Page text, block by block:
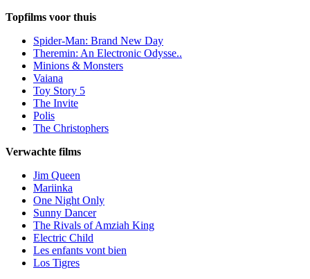
Topfilms voor thuis
Spider-Man: Brand New Day
Theremin: An Electronic Odysse..
Minions & Monsters
Vaiana
Toy Story 5
The Invite
Polis
The Christophers
Verwachte films
Jim Queen
Mariinka
One Night Only
Sunny Dancer
The Rivals of Amziah King
Electric Child
Les enfants vont bien
Los Tigres